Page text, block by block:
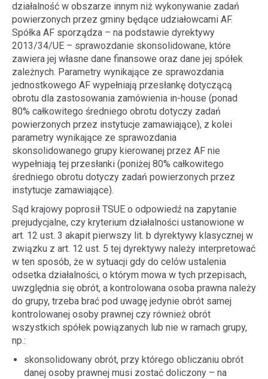
działalność w obszarze innym niż wykonywanie zadań
powierzonych przez gminy będące udziałowcami AF.
Spółka AF sporządza – na podstawie dyrektywy
2013/34/UE – sprawozdanie skonsolidowane, które
zawiera jej własne dane finansowe oraz dane jej spółek
zależnych. Parametry wynikające ze sprawozdania
jednostkowego AF wypełniają przesłankę dotyczącą
obrotu dla zastosowania zamówienia in-house (ponad
80% całkowitego średniego obrotu dotyczy zadań
powierzonych przez instytucje zamawiające), z kolei
parametry wynikające ze sprawozdania
skonsolidowanego grupy kierowanej przez AF nie
wypełniają tej przesłanki (poniżej 80% całkowitego
średniego obrotu dotyczy zadań powierzonych przez
instytucje zamawiające).
Sąd krajowy poprosił TSUE o odpowiedź na zapytanie
prejudycjalne, czy kryterium działalności ustanowione w
art. 12 ust. 3 akapit pierwszy lit. b dyrektywy klasycznej w
związku z art. 12 ust. 5 tej dyrektywy należy interpretować
w ten sposób, że w sytuacji gdy do celów ustalenia
odsetka działalności, o którym mowa w tych przepisach,
uwzględnia się obrót, a kontrolowana osoba prawna należy
do grupy, trzeba brać pod uwagę jedynie obrót samej
kontrolowanej osoby prawnej czy również obrót
wszystkich spółek powiązanych lub nie w ramach grupy,
np.:
skonsolidowany obrót, przy którego obliczaniu obrót
danej osoby prawnej musi zostać doliczony – na